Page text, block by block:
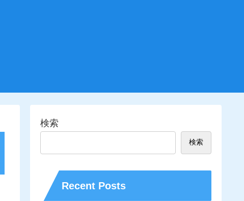
検索
検索
Recent Posts